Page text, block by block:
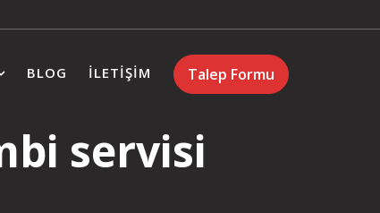
Talep Formu
BLOG İLETIŞIM
servisi